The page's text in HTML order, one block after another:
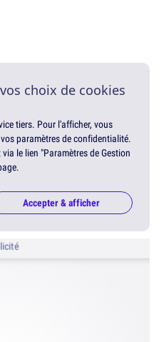
choix de cookies
tiers. Pour l'afficher, vous
paramètres de confidentialité.
le lien "Paramètres de Gestion
Accepter & afficher